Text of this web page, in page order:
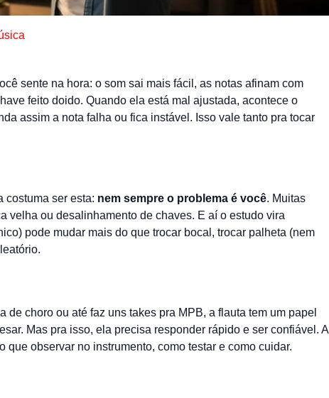
sente na hora: o som sai mais fácil, as notas afinam com
feito doido. Quando ela está mal ajustada, acontece o
assim a nota falha ou fica instável. Isso vale tanto pra tocar
costuma ser esta: nem sempre o problema é você. Muitas
velha ou desalinhamento de chaves. E aí o estudo vira
pode mudar mais do que trocar bocal, trocar palheta (nem
de choro ou até faz uns takes pra MPB, a flauta tem um papel
Mas pra isso, ela precisa responder rápido e ser confiável. A
que observar no instrumento, como testar e como cuidar.